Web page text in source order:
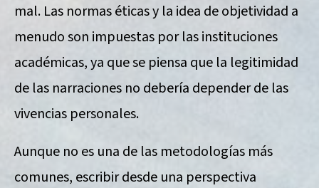
mal. Las normas éticas y la idea de objetividad a
menudo son impuestas por las instituciones
académicas, ya que se piensa que la legitimidad
de las narraciones no debería depender de las
vivencias personales.
Aunque no es una de las metodologías más
comunes, escribir desde una perspectiva